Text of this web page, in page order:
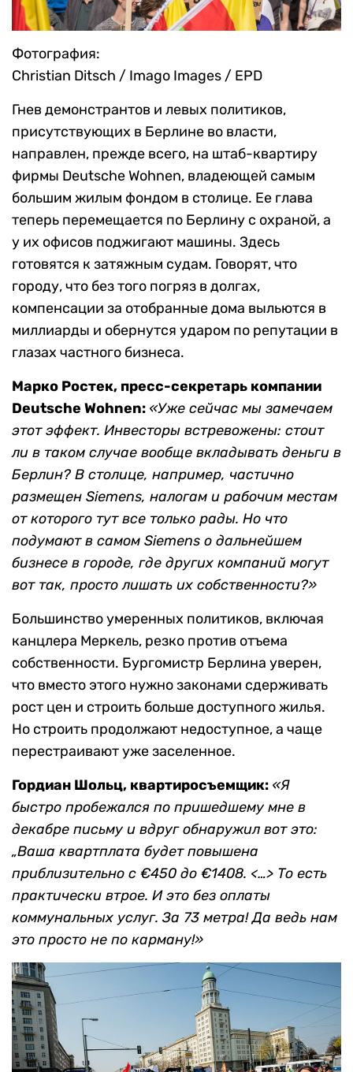
Фотография:
Christian Ditsch / Imago Images / EPD
Гнев демонстрантов и левых политиков,
присутствующих в Берлине во власти,
направлен, прежде всего, на штаб-квартиру
фирмы Deutsche Wohnen, владеющей самым
большим жилым фондом в столице. Ее глава
теперь перемещается по Берлину с охраной, а
у их офисов поджигают машины. Здесь
готовятся к затяжным судам. Говорят, что
городу, что без того погряз в долгах,
компенсации за отобранные дома выльются в
миллиарды и обернутся ударом по репутации в
глазах частного бизнеса.
Марко Ростек, пресс-секретарь компании
Deutsche Wohnen: «Уже сейчас мы замечаем
этот эффект. Инвесторы встревожены: стоит
ли в таком случае вообще вкладывать деньги в
Берлин? В столице, например, частично
размещен Siemens, налогам и рабочим местам
от которого тут все только рады. Но что
подумают в самом Siemens о дальнейшем
бизнесе в городе, где других компаний могут
вот так, просто лишать их собственности?»
Большинство умеренных политиков, включая
канцлера Меркель, резко против отъема
собственности. Бургомистр Берлина уверен,
что вместо этого нужно законами сдерживать
рост цен и строить больше доступного жилья.
Но строить продолжают недоступное, а чаще
перестраивают уже заселенное.
Гордиан Шольц, квартиросъемщик: «Я
быстро пробежался по пришедшему мне в
декабре письму и вдруг обнаружил вот это:
„Ваша квартплата будет повышена
приблизительно с €450 до €1408. <…> То есть
практически втрое. И это без оплаты
коммунальных услуг. За 73 метра! Да ведь нам
это просто не по карману!»